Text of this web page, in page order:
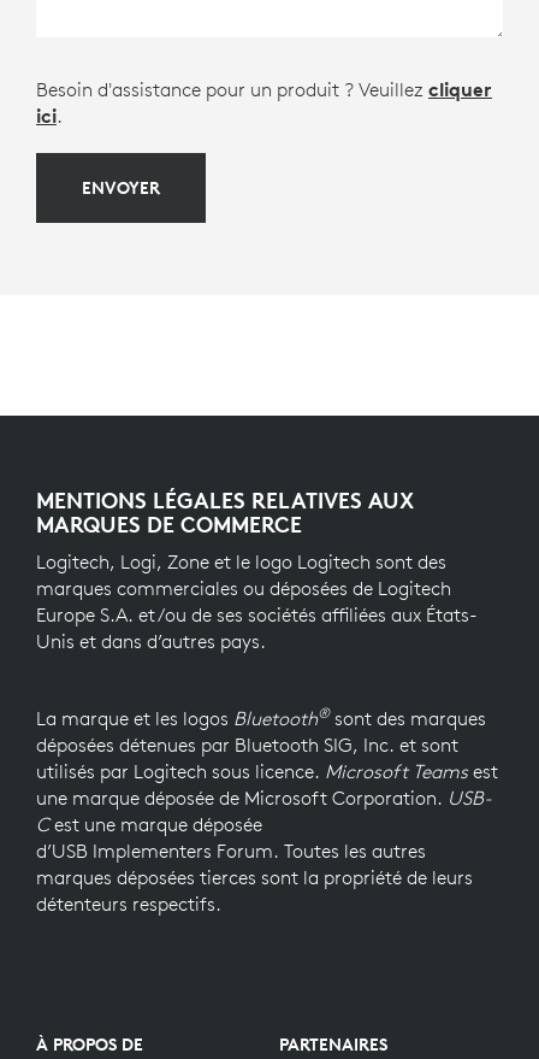
Besoin d'assistance pour un produit ? Veuillez cliquer
ici.
ENVOYER
MENTIONS LÉGALES RELATIVES AUX
MARQUES DE COMMERCE
Logitech, Logi, Zone et le logo Logitech sont des
marques commerciales ou déposées de Logitech
Europe S.A. et/ou de ses sociétés affiliées aux États-
Unis et dans d’autres pays.
La marque et les logos Bluetooth®sont des marques
déposées détenues par Bluetooth SIG, Inc. et sont
utilisés par Logitech sous licence. Microsoft Teamsest
une marque déposée de Microsoft Corporation. USB-
Cest une marque déposée
d’USB Implementers Forum. Toutes les autres
marques déposées tierces sont la propriété de leurs
détenteurs respectifs.
À PROPOS DE PARTENAIRES